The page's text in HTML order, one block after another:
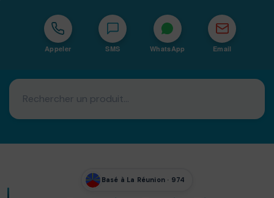
Appeler SMS WhatsApp Email
Basé à La Réunion · 974